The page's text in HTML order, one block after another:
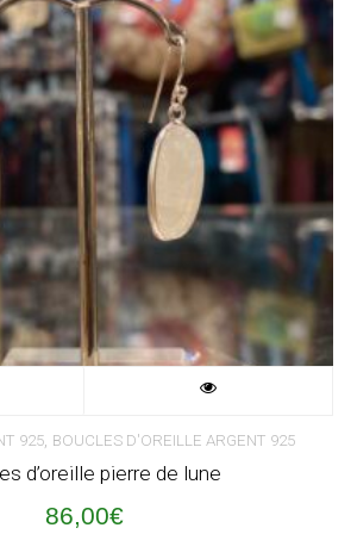
925, BOUCLES D'OREILLE ARGENT 925
d’oreille pierre de lune
86,00€